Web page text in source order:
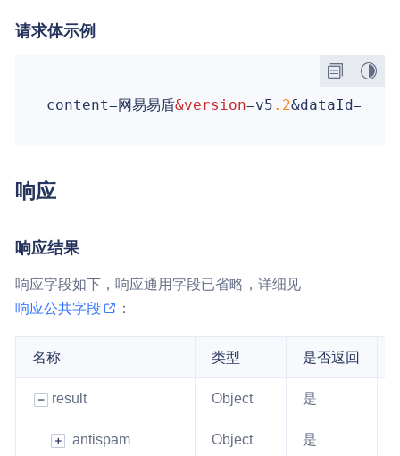
请求体示例
content=网易易盾&version=v5 .2&dataId=
响应
响应结果
响应字段如下，响应通用字段已省略，详细见
响应公共字段
：
名称 类型 是否返回
result Object 是
antispam Object 是